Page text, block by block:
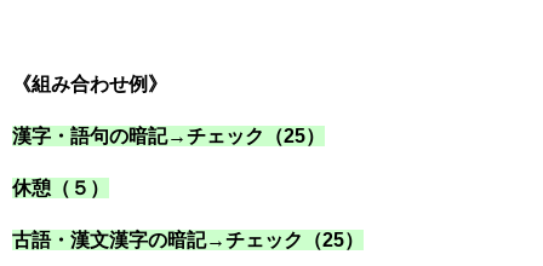
《組み合わせ例》
漢字・語句の暗記→チェック（25）
休憩（５）
古語・漢文漢字の暗記→チェック（25）